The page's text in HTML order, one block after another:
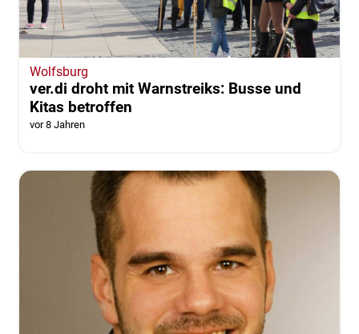
Wolfsburg
ver.di droht mit Warnstreiks: Busse und
Kitas betroffen
vor 8 Jahren